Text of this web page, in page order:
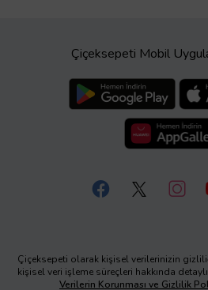
Çiçeksepeti Mobil
Çiçeksepeti olarak kişisel verilerinizin
kişisel veri işleme süreçleri hakkında
Verilerin Korunması ve Gizlilik